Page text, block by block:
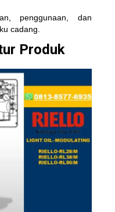
penggunaan, dan
cadang.
Produk